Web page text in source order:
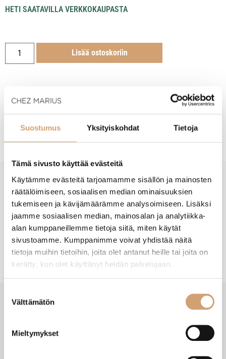
Suostumus Yksityiskohdat Tietoja
Tämä sivusto käyttää evästeitä
Käytämme evästeitä tarjoamamme sisällön ja mainosten
räätälöimiseen, sosiaalisen median ominaisuuksien
tukemiseen ja kävijämäärämme analysoimiseen. Lisäksi
jaamme sosiaalisen median, mainosalan ja analytiikka-
alan kumppaneillemme tietoja siitä, miten käytät
sivustoamme. Kumppanimme voivat yhdistää näitä
tietoja muihin tietoihin, joita olet antanut heille tai joita on
kerätty, kun olet käyttänyt heidän palvelujaan.
valinta
Välttämätön
Mieltymykset
HETI SAATAVILLA VERKKOKAUPASTA
Lisää ostoskoriin
Tuotekuvaus
- Tuotteesta ei ole vielä arvosteluja -
New content loaded